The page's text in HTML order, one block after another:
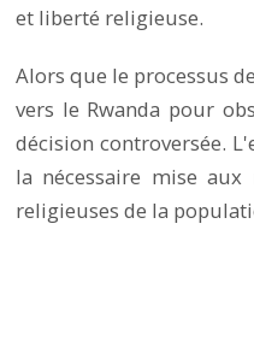
et liberté religieuse.
Alors que le processus
vers le Rwanda pour
décision controversée.
la nécessaire mise
religieuses de la